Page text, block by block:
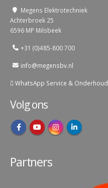
Megens Elektrotechniek
Achterbroek 25
6596 MP Milsbeek
+31 (0)485-800 700
info@megensbv.nl
WhatsApp Service & Onderhoud
Volg ons
Partners